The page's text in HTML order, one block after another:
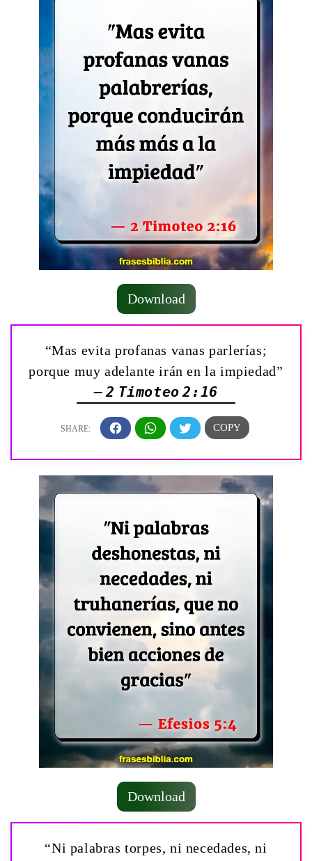
Download
“Mas evita profanas vanas parlerías;
porque muy adelante irán en la impiedad”
— 2 Timoteo 2:16
Download
“Ni palabras torpes, ni necedades, ni